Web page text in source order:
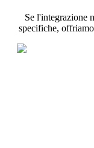
Se l'integrazione
specifiche, offriamo